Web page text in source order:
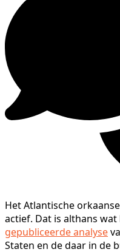
Het Atlantische
actief. Dat is althans
gepubliceerde analyse
Staten en de daar in de